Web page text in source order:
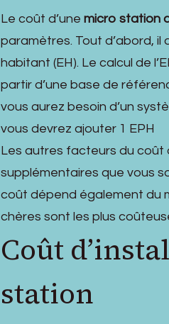
Le coût d’une micro station
paramètres. Tout d’abord,
habitant (EH). Le calcul de
partir d’une base de
vous aurez besoin d’un
vous devrez ajouter 1 EPH
Les autres facteurs du coût
supplémentaires que vous
coût dépend également du
chères sont les plus
Coût
station